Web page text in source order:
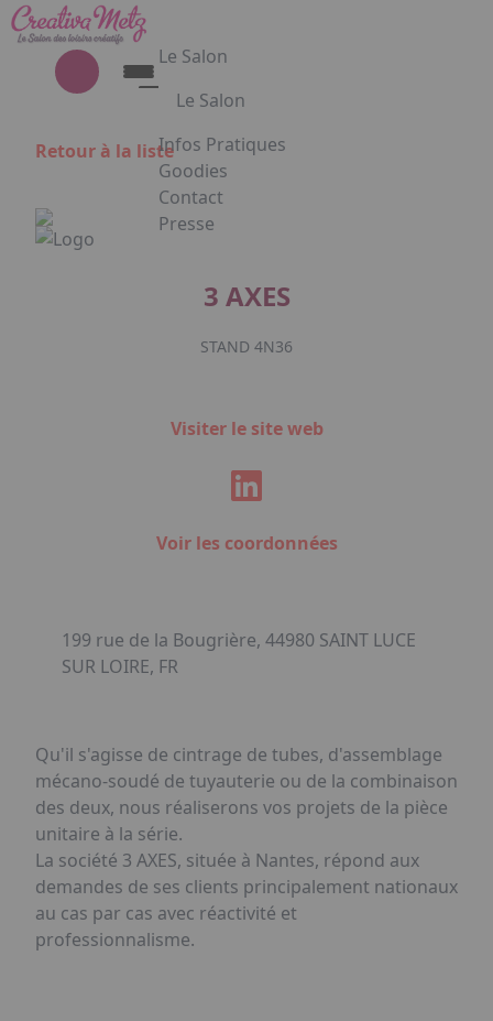
Aller au contenu principal
Le Salon
Le Salon
Découvrez le Salon Creativa
Découvrez le Salon Gourmet - Chocolat
Creativa et Gourmet Chocolat en
images
Infos Pratiques
Goodies
Contact
Presse
Retour à la liste
3 AXES
STAND 4N36
Visiter le site web
Voir les coordonnées
199 rue de la Bougrière, 44980 SAINT LUCE
SUR LOIRE, FR
Qu'il s'agisse de cintrage de tubes, d'assemblage
mécano-soudé de tuyauterie ou de la combinaison
des deux, nous réaliserons vos projets de la pièce
unitaire à la série.
La société 3 AXES, située à Nantes, répond aux
demandes de ses clients principalement nationaux
au cas par cas avec réactivité et
professionnalisme.
Panneau de gestion des cookies